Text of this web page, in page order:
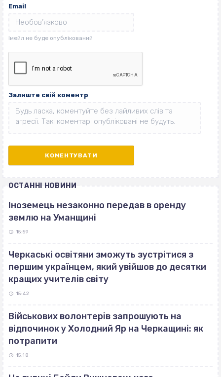
Email
Залиште свій коментр
ОСТАННІ НОВИНИ
Іноземець незаконно передав в оренду
землю на Уманщині
15:59
Черкаські освітяни зможуть зустрітися з
першим українцем, який увійшов до десятки
кращих учителів світу
15:42
Військових волонтерів запрошують на
відпочинок у Холодний Яр на Черкащині: як
потрапити
15:18